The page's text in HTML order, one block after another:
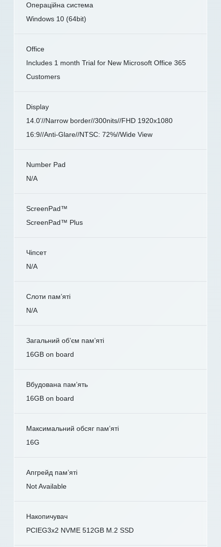
Операційна система
Windows 10 (64bit)
Office
Includes 1 month Trial for New Microsoft Office 365
Customers
Display
14.0’//Narrow border//300nits//FHD 1920x1080
16:9//Anti-Glare//NTSC: 72%//Wide View
Number Pad
N/A
ScreenPad™
ScreenPad™ Plus
Чіпсет
N/A
Слоти пам’яті
N/A
Загальний об’єм пам’яті
16GB on board
Вбудована пам’ять
16GB on board
Максимальний обсяг пам’яті
16G
Апгрейд пам’яті
Not Available
Накопичувач
PCIEG3x2 NVME 512GB M.2 SSD